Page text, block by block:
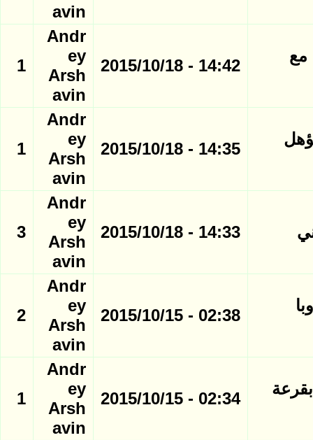
avin
مع
14:42 - 2015/10/18
Andr
ey
Arsh
avin
1
14:35 - 2015/10/18
Andr
ey
Arsh
avin
1
14:33 - 2015/10/18
Andr
ey
Arsh
avin
3
02:38 - 2015/10/15
Andr
ey
Arsh
avin
2
02:34 - 2015/10/15
Andr
ey
Arsh
avin
1